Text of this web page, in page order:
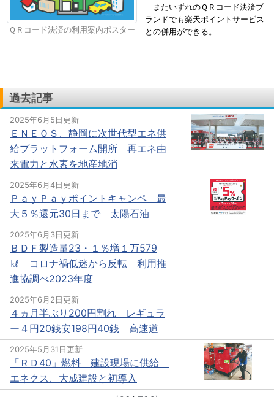
ＱＲコード決済の利用案内ポスター
またいずれのＱＲコード決済ブ
ランドでも楽天ポイントサービス
との併用ができる。
過去記事
2025年6月5日更新
ＥＮＥＯＳ、静岡に次世代型エネ供
給プラットフォーム開所 再エネ由
来電力と水素を地産地消
2025年6月4日更新
ＰａｙＰａｙポイントキャンペ 最
大５％還元30日まで 太陽石油
2025年6月3日更新
ＢＤＦ製造量23・１％増１万579
㎘ コロナ禍低迷から反転 利用推
進協調べ2023年度
2025年6月2日更新
４ヵ月半ぶり200円割れ レギュラ
ー４円20銭安198円40銭 高速道
2025年5月31日更新
「ＲＤ40」燃料 建設現場に供給
エネクス、大成建設と初導入